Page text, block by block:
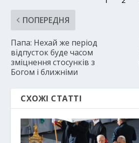
ПОПЕРЕДНЯ
Папа: Нехай же період
відпусток буде часом
зміцнення стосунків з
Богом і ближніми
СХОЖІ СТАТТІ